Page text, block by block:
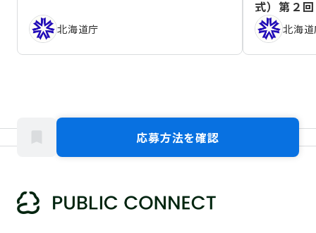
北海道庁
式）第２回
北海
応募方法を確認